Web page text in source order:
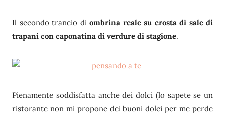
Il secondo trancio di ombrina reale su crosta di sale di
trapani con caponatina di verdure di stagione.
Pienamente soddisfatta anche dei dolci (lo sapete se un
ristorante non mi propone dei buoni dolci per me perde